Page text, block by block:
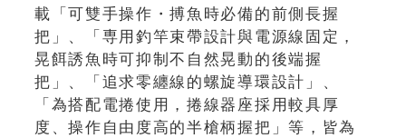
載「可雙手操作・搏魚時必備的前側長握
把」、「専用釣竿束帶設計與電源線固定，
晃餌誘魚時可抑制不自然晃動的後端握
把」、「追求零纏線的螺旋導環設計」、
「為搭配電捲使用，捲線器座採用較具厚
度、操作自由度高的半槍柄握把」等，皆為